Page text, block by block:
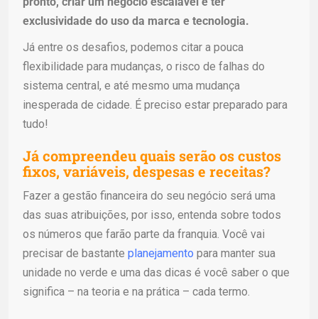
exclusividade do uso da marca e tecnologia.
Já entre os desafios, podemos citar a pouca
flexibilidade para mudanças, o risco de falhas do
sistema central, e até mesmo uma mudança
inesperada de cidade. É preciso estar preparado para
tudo!
Já compreendeu quais serão os custos
fixos, variáveis, despesas e receitas?
Fazer a gestão financeira do seu negócio será uma
das suas atribuições, por isso, entenda sobre todos
os números que farão parte da franquia. Você vai
precisar de bastante planejamento para manter sua
unidade no verde e uma das dicas é você saber o que
significa – na teoria e na prática – cada termo.